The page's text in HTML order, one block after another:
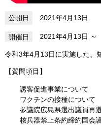
2021年4月13日
2021年4月13日
令和3年4月13日に実施した、
​【質問項目】
誘客促進事業について
ワクチンの接種について
参議院広島県選出議員再
核兵器禁止条約締約国会